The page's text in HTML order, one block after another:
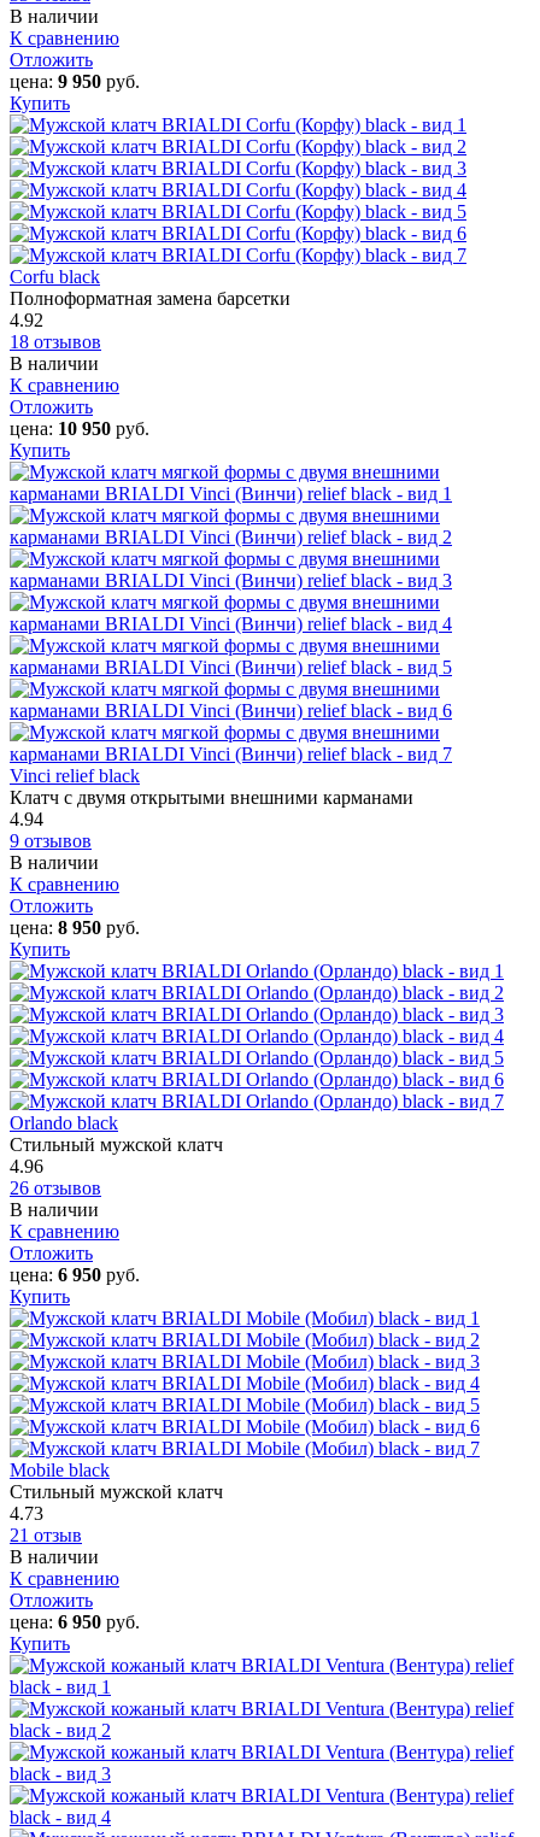
В наличии
К сравнению
Отложить
цена: 9 950 руб.
Купить
Corfu black
Полноформатная замена барсетки
4.92
18 отзывов
В наличии
К сравнению
Отложить
цена: 10 950 руб.
Купить
Vinci relief black
Клатч с двумя открытыми внешними карманами
4.94
9 отзывов
В наличии
К сравнению
Отложить
цена: 8 950 руб.
Купить
Orlando black
Стильный мужской клатч
4.96
26 отзывов
В наличии
К сравнению
Отложить
цена: 6 950 руб.
Купить
Mobile black
Стильный мужской клатч
4.73
21 отзыв
В наличии
К сравнению
Отложить
цена: 6 950 руб.
Купить